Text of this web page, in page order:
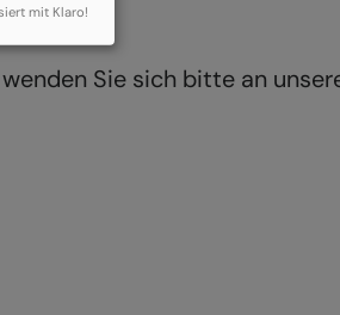
Sie sich bitte an
mit Klaro!